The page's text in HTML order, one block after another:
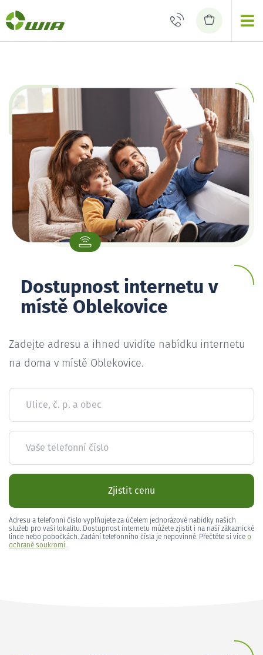
Dostupnost internetu v
místě Oblekovice
Zadejte adresu a ihned uvidíte nabídku internetu
na doma v místě Oblekovice.
Ulice, č. p. a obec
Vaše telefonní číslo
Zjistit cenu
Adresu a telefonní číslo vyplňujete za účelem jednorázové nabídky našich
služeb pro vaši lokalitu. Dostupnost internetu můžete zjistit i na naší zákaznické
lince nebo pobočkách. Zadání telefonního čísla je nepovinné. Přečtěte si více o
ochraně soukromí.